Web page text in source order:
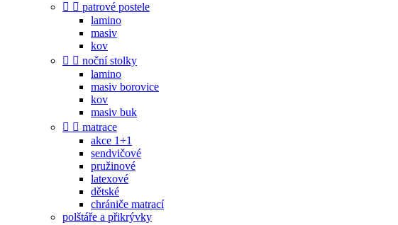
  patrové postele
lamino
masiv
kov
  noční stolky
lamino
masiv borovice
kov
masiv buk
  matrace
akce 1+1
sendvičové
pružinové
latexové
dětské
chrániče matrací
polštáře a přikrývky